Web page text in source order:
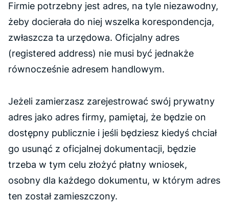
Firmie potrzebny jest adres, na tyle niezawodny,
żeby docierała do niej wszelka korespondencja,
zwłaszcza ta urzędowa. Oficjalny adres
(registered address) nie musi być jednakże
równocześnie adresem handlowym.
Jeżeli zamierzasz zarejestrować swój prywatny
adres jako adres firmy, pamiętaj, że będzie on
dostępny publicznie i jeśli będziesz kiedyś chciał
go usunąć z oficjalnej dokumentacji, będzie
trzeba w tym celu złożyć płatny wniosek,
osobny dla każdego dokumentu, w którym adres
ten został zamieszczony.